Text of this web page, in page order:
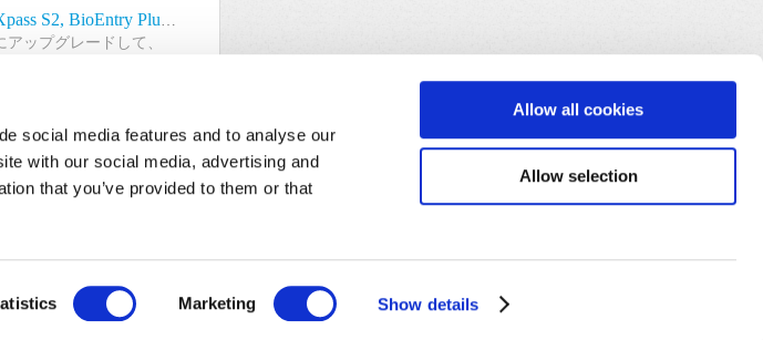
social media features and to analyse our
with our social media, advertising and
that you’ve provided to them or that
Marketing Show details
Allow all cookies
Allow selection
ップグレードして、